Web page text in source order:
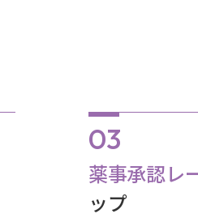
薬事承認レ
ップ